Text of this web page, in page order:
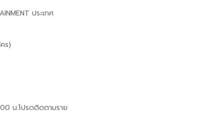
ประเทศ
ร)
น.โปรดติดตามราย